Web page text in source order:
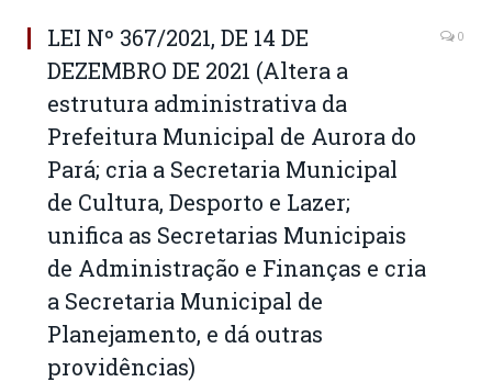
LEI Nº 367/2021, DE 14 DE
DEZEMBRO DE 2021 (Altera a
estrutura administrativa da
Prefeitura Municipal de Aurora do
Pará; cria a Secretaria Municipal
de Cultura, Desporto e Lazer;
unifica as Secretarias Municipais
de Administração e Finanças e cria
a Secretaria Municipal de
Planejamento, e dá outras
providências)
0